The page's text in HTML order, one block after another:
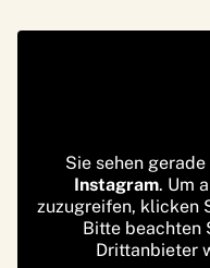
Sie sehen
Instagram. Um
zuzugreifen, klicken
Bitte beachten
Drittanbieter